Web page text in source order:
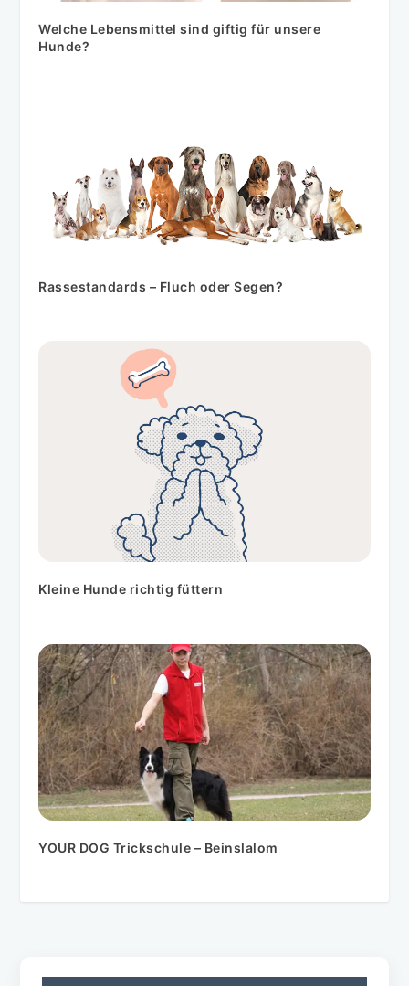
Welche Lebensmittel sind giftig für unsere
Hunde?
Rassestandards – Fluch oder Segen?
Kleine Hunde richtig füttern
YOUR DOG Trickschule – Beinslalom